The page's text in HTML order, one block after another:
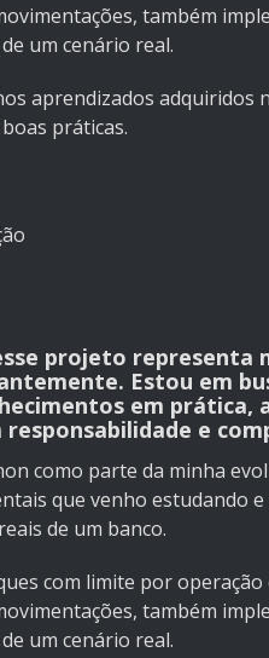
também
um cenário real.
aprendizados adquiridos
práticas.
projeto representa
Estou em
em prática,
e
como parte da minha
que venho estudando
de um banco.
com limite por
também
um cenário real.